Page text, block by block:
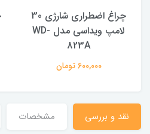
چراغ اضطراری شارژی 30
لامپ ویداسی مدل WD-
823A
600,000 تومان
نقد و بررسی مشخصات